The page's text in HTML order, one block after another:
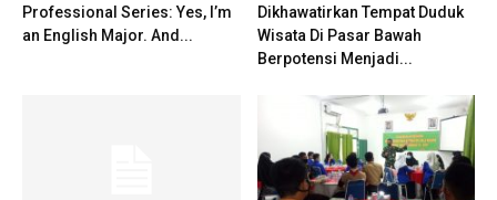
Professional Series: Yes, I’m
an English Major. And...
Dikhawatirkan Tempat Duduk
Wisata Di Pasar Bawah
Berpotensi Menjadi...